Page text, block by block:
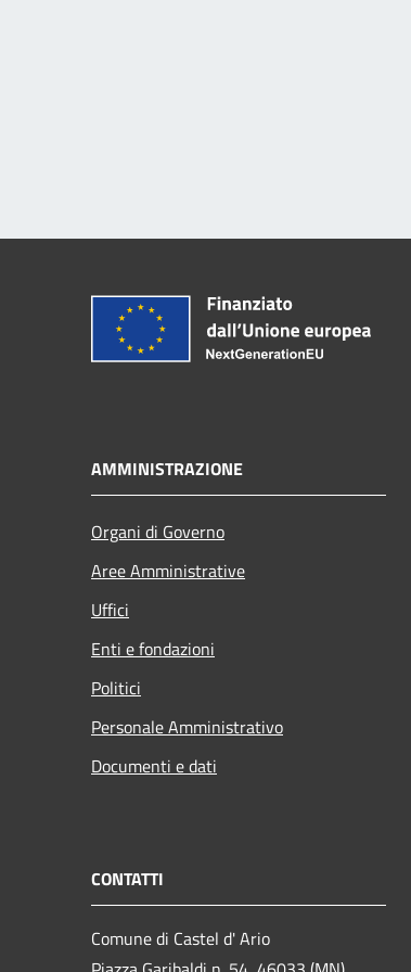
AMMINISTRAZIONE
Organi di Governo
Aree Amministrative
Uffici
Enti e fondazioni
Politici
Personale Amministrativo
Documenti e dati
CONTATTI
Comune di Castel d' Ario